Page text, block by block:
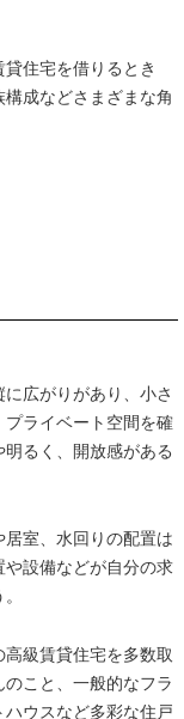
住宅を借りるとき
成などさまざまな角
広がりがあり、小さ
ライベート空間を確
るく、開放感がある
室、水回りの配置は
設備などが自分の求
級賃貸住宅を多数取
こと、一般的なフラ
ウスなど多彩な住戸